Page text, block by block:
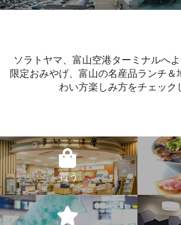
ソラトヤマ、富山空港ターミナルへよ
限定おみやげ、富山の名産品ランチ＆
わい方楽しみ方をチェック
買う